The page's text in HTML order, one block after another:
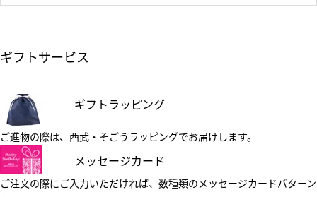
ギフトサービス
ギフトラッピング
ご進物の際は、西武・そごうラッピングでお届けします。
メッセージカード
ご注文の際にご入力いただければ、数種類のメッセージカードパターン